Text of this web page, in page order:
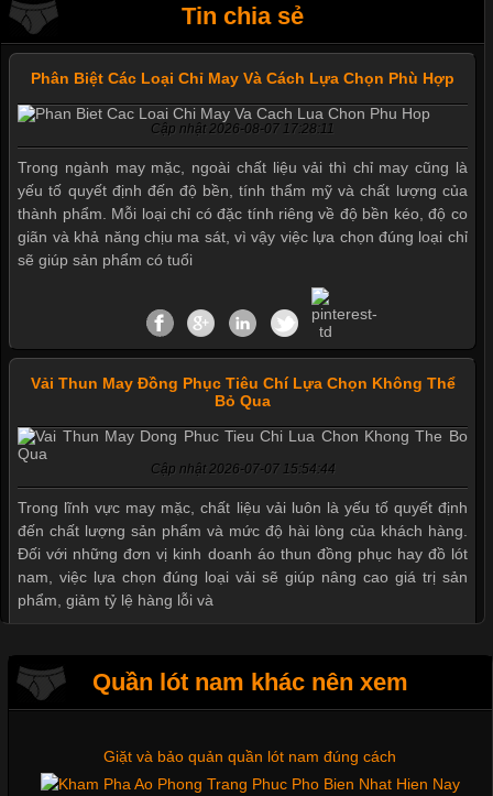
Tin chia sẻ
Phân Biệt Các Loại Chỉ May Và Cách Lựa Chọn Phù Hợp
Cập nhật 2026-08-07 17:28:11
Trong ngành may mặc, ngoài chất liệu vải thì chỉ may cũng là
yếu tố quyết định đến độ bền, tính thẩm mỹ và chất lượng của
thành phẩm. Mỗi loại chỉ có đặc tính riêng về độ bền kéo, độ co
giãn và khả năng chịu ma sát, vì vậy việc lựa chọn đúng loại chỉ
sẽ giúp sản phẩm có tuổi
Vải Thun May Đồng Phục Tiêu Chí Lựa Chọn Không Thể
Bỏ Qua
Cập nhật 2026-07-07 15:54:44
Trong lĩnh vực may mặc, chất liệu vải luôn là yếu tố quyết định
đến chất lượng sản phẩm và mức độ hài lòng của khách hàng.
Đối với những đơn vị kinh doanh áo thun đồng phục hay đồ lót
nam, việc lựa chọn đúng loại vải sẽ giúp nâng cao giá trị sản
phẩm, giảm tỷ lệ hàng lỗi và
Quần lót nam khác nên xem
Mẫu quần short quần lót nam nữ hè thu 2017
Thị hiều quần lót nam bơi lội nam và nữ 2017
Xu hướng thời trang trẻ và quần lót nam giá sỉ
Giặt và bảo quản quần lót nam đúng cách